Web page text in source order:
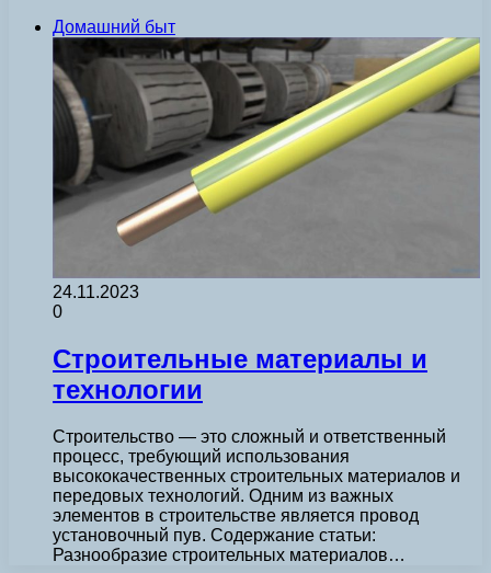
Домашний быт
24.11.2023
0
Строительные материалы и
технологии
Строительство — это сложный и ответственный
процесс, требующий использования
высококачественных строительных материалов и
передовых технологий. Одним из важных
элементов в строительстве является провод
установочный пув. Содержание статьи:
Разнообразие строительных материалов…